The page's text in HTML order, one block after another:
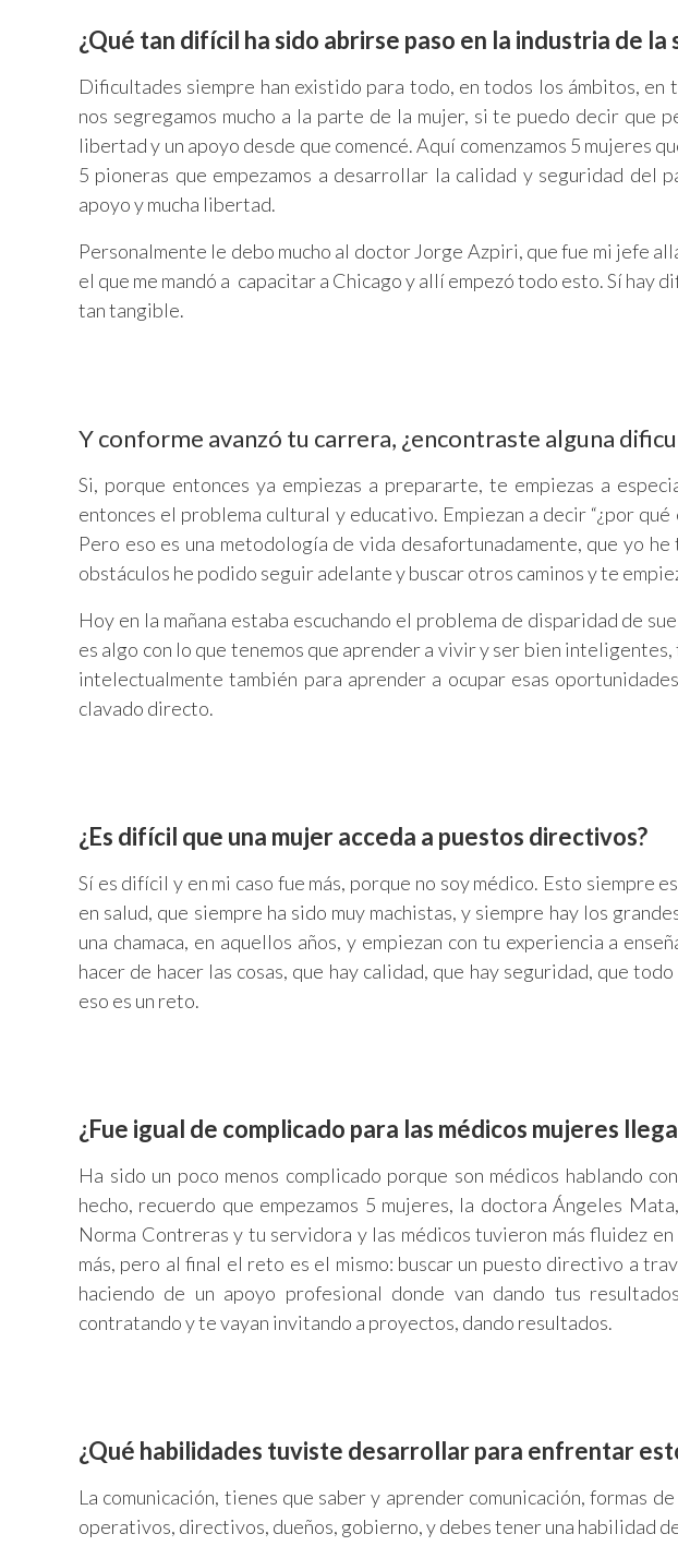
¿Qué tan difícil ha sido abrirse paso en la industria de la
Dificultades siempre han existido para todo, en todos los ámbitos, en
nos segregamos mucho a la parte de la mujer, si te puedo decir que
libertad y un apoyo desde que comencé. Aquí comenzamos 5 mujeres
5 pioneras que empezamos a desarrollar la calidad y seguridad del
apoyo y mucha libertad.
Personalmente le debo mucho al doctor Jorge Azpiri, que fue mi jefe
el que me mandó a capacitar a Chicago y allí empezó todo esto. Sí hay
tan tangible.
Y conforme avanzó tu carrera, ¿encontraste alguna
Si, porque entonces ya empiezas a prepararte, te empiezas a
entonces el problema cultural y educativo. Empiezan a decir “¿por
Pero eso es una metodología de vida desafortunadamente, que yo
obstáculos he podido seguir adelante y buscar otros caminos y te
Hoy en la mañana estaba escuchando el problema de disparidad de
es algo con lo que tenemos que aprender a vivir y ser bien
intelectualmente también para aprender a ocupar esas
clavado directo.
¿Es difícil que una mujer acceda a puestos directivos?
Sí es difícil y en mi caso fue más, porque no soy médico. Esto siempre
en salud, que siempre ha sido muy machistas, y siempre hay los
una chamaca, en aquellos años, y empiezan con tu experiencia a
hacer de hacer las cosas, que hay calidad, que hay seguridad, que
eso es un reto.
¿Fue igual de complicado para las médicos mujeres
Ha sido un poco menos complicado porque son médicos hablando
hecho, recuerdo que empezamos 5 mujeres, la doctora Ángeles
Norma Contreras y tu servidora y las médicos tuvieron más fluidez
más, pero al final el reto es el mismo: buscar un puesto directivo a
haciendo de un apoyo profesional donde van dando tus
contratando y te vayan invitando a proyectos, dando resultados.
¿Qué habilidades tuviste desarrollar para enfrentar
La comunicación, tienes que saber y aprender comunicación, formas
operativos, directivos, dueños, gobierno, y debes tener una habilidad